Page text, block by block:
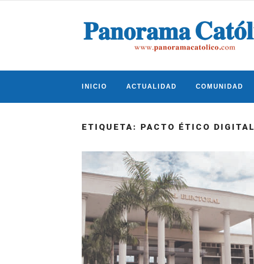
INICIO ACTUALIDAD COMUNIDAD
ETIQUETA: PACTO ÉTICO DIGITAL